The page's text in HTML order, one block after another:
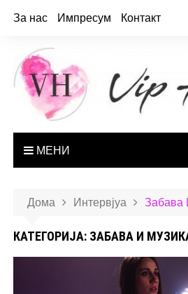
За нас Импресум Контакт
МЕНИ
Дома Интервјуа Забава
КАТЕГОРИЈА: ЗАБАВА И